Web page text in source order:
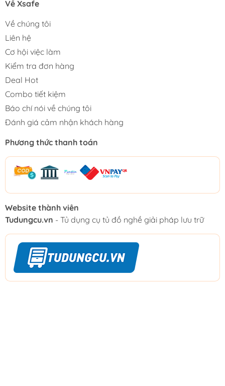
Về Xsafe
Về chúng tôi
Liên hệ
Cơ hội việc làm
Kiểm tra đơn hàng
Deal Hot
Combo tiết kiệm
Báo chí nói về chúng tôi
Đánh giá cảm nhận khách hàng
Phương thức thanh toán
Website thành viên
Tudungcu.vn - Tủ dụng cụ tủ đồ nghề giải pháp lưu trữ